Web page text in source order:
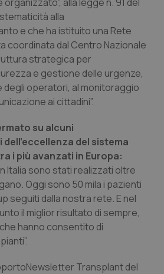
& Rettocolite Ulcerosa
patologie neurodegenerative
alla
e che ha istituito una Rete
coordinata dal Centro Nazionale
strategica per
e gestione delle urgenze,
degli operatori, al monitoraggio
ai cittadini”.
su alcuni
del sistema
i più avanzati in Europa:
Italia sono stati realizzati oltre
Oggi sono 50 mila i pazienti
seguiti dalla nostra rete. E nel
il miglior risultato di sempre,
hanno consentito di
Newsletter Transplantdel